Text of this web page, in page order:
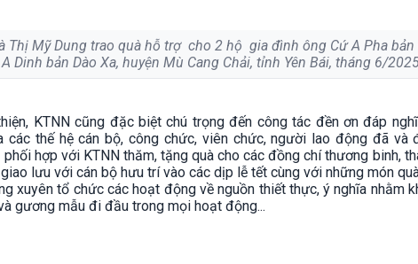
Thị Mỹ Dung trao quà hỗ trợ cho 2 hộ gia đình ông Cứ A Pha bản
Dinh bản Dào Xa, huyện Mù Cang Chải, tỉnh Yên Bái, tháng 6/
KTNN cũng đặc biệt chú trọng đến công tác đền ơn đáp
thế hệ cán bộ, công chức, viên chức, người lao động đã và
phối hợp với KTNN thăm, tặng quà cho các đồng chí thương binh,
lưu với cán bộ hưu trí vào các dịp lễ tết cùng với những món
xuyên tổ chức các hoạt động về nguồn thiết thực, ý nghĩa nhằm
gương mẫu đi đầu trong mọi hoạt động...